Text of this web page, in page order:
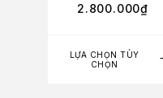
LỰA CHỌN TÙY
CHỌN
2.800.000₫